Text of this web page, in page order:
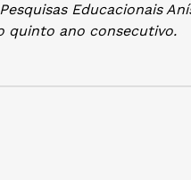
Educacionais
quinto ano consecutivo.